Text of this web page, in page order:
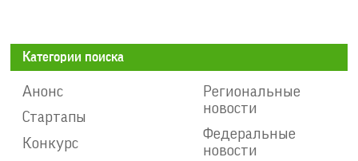
Категории поиска
Анонс
Стартапы
Конкурс
Региональные
новости
Федеральные
новости